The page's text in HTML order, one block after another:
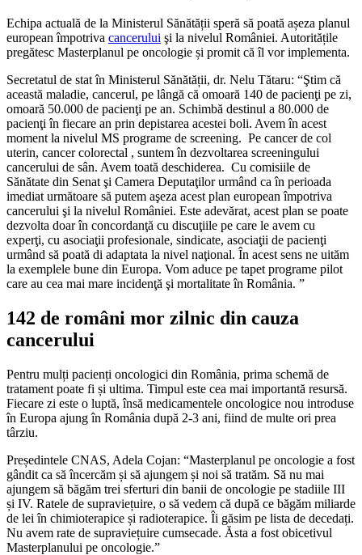
Echipa actuală de la Ministerul Sănătății speră să poată așeza planul
european împotriva cancerului şi la nivelul României. Autoritățile
pregătesc Masterplanul pe oncologie și promit că îl vor implementa.
Secretatul de stat în Ministerul Sănătății, dr. Nelu Tătaru: “Ştim că
această maladie, cancerul, pe lângă că omoară 140 de pacienţi pe zi,
omoară 50.000 de pacienţi pe an. Schimbă destinul a 80.000 de
pacienţi în fiecare an prin depistarea acestei boli. Avem în acest
moment la nivelul MS programe de screening. Pe cancer de col
uterin, cancer colorectal , suntem în dezvoltarea screeningului
cancerului de sân. Avem toată deschiderea. Cu comisiile de
Sănătate din Senat şi Camera Deputaţilor urmând ca în perioada
imediat următoare să putem aşeza acest plan european împotriva
cancerului şi la nivelul României. Este adevărat, acest plan se poate
dezvolta doar în concordanţă cu discuţiile pe care le avem cu
experţi, cu asociaţii profesionale, sindicate, asociaţii de pacienţi
urmând să poată di adaptata la nivel naţional. În acest sens ne uităm
la exemplele bune din Europa. Vom aduce pe tapet programe pilot
care au cea mai mare incidenţă şi mortalitate în România. ”
142 de români mor zilnic din cauza
cancerului
Pentru mulți pacienți oncologici din România, prima schemă de
tratament poate fi și ultima. Timpul este cea mai importantă resursă.
Fiecare zi este o luptă, însă medicamentele oncologice nou introduse
în Europa ajung în România după 2-3 ani, fiind de multe ori prea
târziu.
Președintele CNAS, Adela Cojan: “Masterplanul pe oncologie a fost
gândit ca să încercăm și să ajungem și noi să tratăm. Să nu mai
ajungem să băgăm trei sferturi din banii de oncologie pe stadiile III
și IV. Ratele de supraviețuire, o să vedem că după ce băgăm miliarde
de lei în chimioterapice și radioterapice. Îi găsim pe lista de decedați.
Nu avem rate de supraviețuire cumsecade. Ăsta a fost obicetivul
Masterplanului pe oncologie.”